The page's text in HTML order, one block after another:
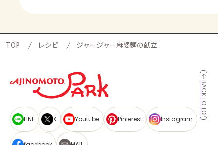
TOP レシピ ジャージャー麻婆麺の献立
BACK TO TOP
LINE X Youtube Pinterest Instagram